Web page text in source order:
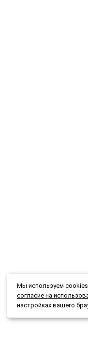
Мы используем
согласие на
настройках вашего